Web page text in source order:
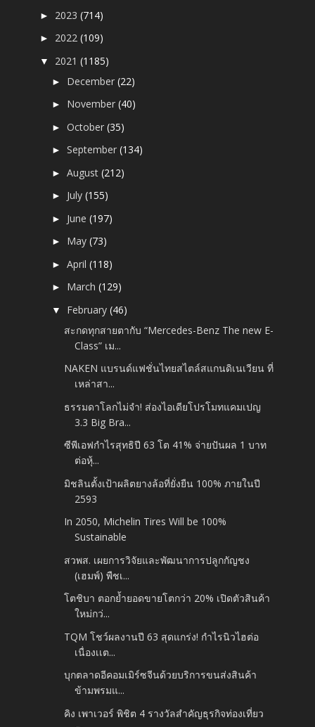
► 2023(714)
► 2022(109)
▼ 2021(1185)
► December(22)
► November(40)
►October(35)
►September(134)
►August(212)
► July(155)
► June(197)
► May(73)
►April(118)
► March(129)
▼ February(46)
สะกดทุกสายตากับ “Mercedes-Benz The new E-
Class” เม...
NAKEN แบรนด์แฟชั่นไทยสไตล์สแกนดิเนเวียน ที่
เหล่าสา...
ธรรมดาโลกไม่จำ! ส่องไอเดียโปรโมทแคมเปญ
3.3 Big Bra...
ซีพีเอฟกำไรสุทธิปี 63 โต 41% จ่ายปันผล 1 บาท
ต่อหุ้...
มิชลินตั้งเป้าผลิตยางล้อที่ยั่งยืน 100% ภายในปี
2593
In 2050, Michelin Tires Will be 100%
Sustainable
สวพส. เผยการวิจัยและพัฒนาการปลูกกัญชง
(เฮมพ์) พืชเ...
โตชิบา ตอกย้ำยอดขายโตกว่า 20% เปิดตัวสินค้า
ใหม่กว่...
TQM โชว์ผลงานปี 63 สุดแกร่ง! กำไรนิวไฮต่อ
เนื่องเเต...
บุกตลาดอีคอมเมิร์ซจีนด้วยบริการขนส่งสินค้า
ข้ามพรมแ...
คิง เพาเวอร์ พิชิต 4 รางวัลสำคัญธุรกิจท่องเที่ยว